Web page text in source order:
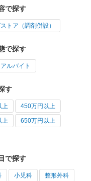
で探す
トア（調剤併設）
で探す
ルバイト
す
上 450万円以上
上 650万円以上
で探す
小児科 整形外科